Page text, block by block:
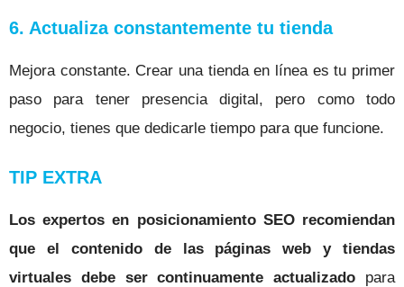
6. Actualiza constantemente tu tienda
Mejora constante. Crear una tienda en línea es tu primer
paso para tener presencia digital, pero como todo
negocio, tienes que dedicarle tiempo para que funcione.
TIP EXTRA
Los expertos en posicionamiento SEO recomiendan
que el contenido de las páginas web y tiendas
virtuales debe ser continuamente actualizado para